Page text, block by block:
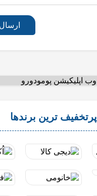
پرتخفیف ترین برندها